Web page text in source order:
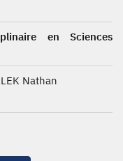
en Sciences
Nathan